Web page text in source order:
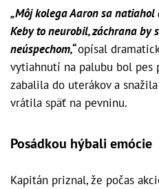
„Môj kolega Aaron sa
Keby to neurobil, záchrana by
neúspechom,“opísal
vytiahnutí na palubu bol pes
zabalila do uterákov a
vrátila späť na pevninu.
Posádkou hýbali emócie
Kapitán priznal, že počas